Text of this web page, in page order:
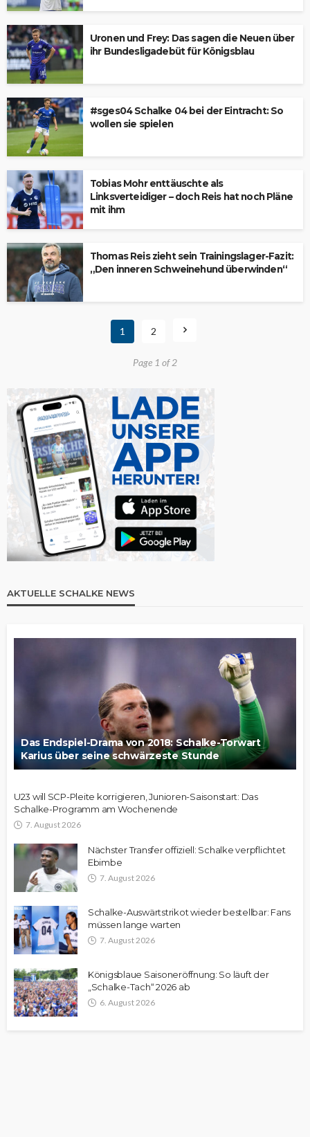
Uronen und Frey: Das sagen die Neuen über
ihr Bundesligadebüt für Königsblau
#sges04 Schalke 04 bei der Eintracht: So
wollen sie spielen
Tobias Mohr enttäuschte als
Linksverteidiger – doch Reis hat noch Pläne
mit ihm
Thomas Reis zieht sein Trainingslager-Fazit:
„Den inneren Schweinehund überwinden“
1 2
Page 1 of 2
AKTUELLE SCHALKE NEWS
Das Endspiel-Drama von 2018: Schalke-Torwart
Karius über seine schwärzeste Stunde
U23 will SCP-Pleite korrigieren, Junioren-Saisonstart: Das
Schalke-Programm am Wochenende
7. August 2026
Nächster Transfer offiziell: Schalke verpflichtet
Ebimbe
7. August 2026
Schalke-Auswärtstrikot wieder bestellbar: Fans
müssen lange warten
7. August 2026
Königsblaue Saisoneröffnung: So läuft der
„Schalke-Tach“ 2026 ab
6. August 2026